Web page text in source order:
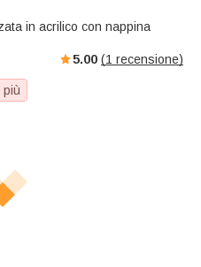
in acrilico con nappina
5.00 (1 recensione)
più